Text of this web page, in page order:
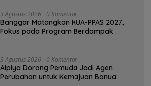
3 Agustus 2026 0 Komentar
‎Banggar Matangkan KUA-PPAS 2027,
Fokus pada Program Berdampak
3 Agustus 2026 0 Komentar
‎Alpiya Dorong Pemuda Jadi Agen
Perubahan untuk Kemajuan Banua ‎